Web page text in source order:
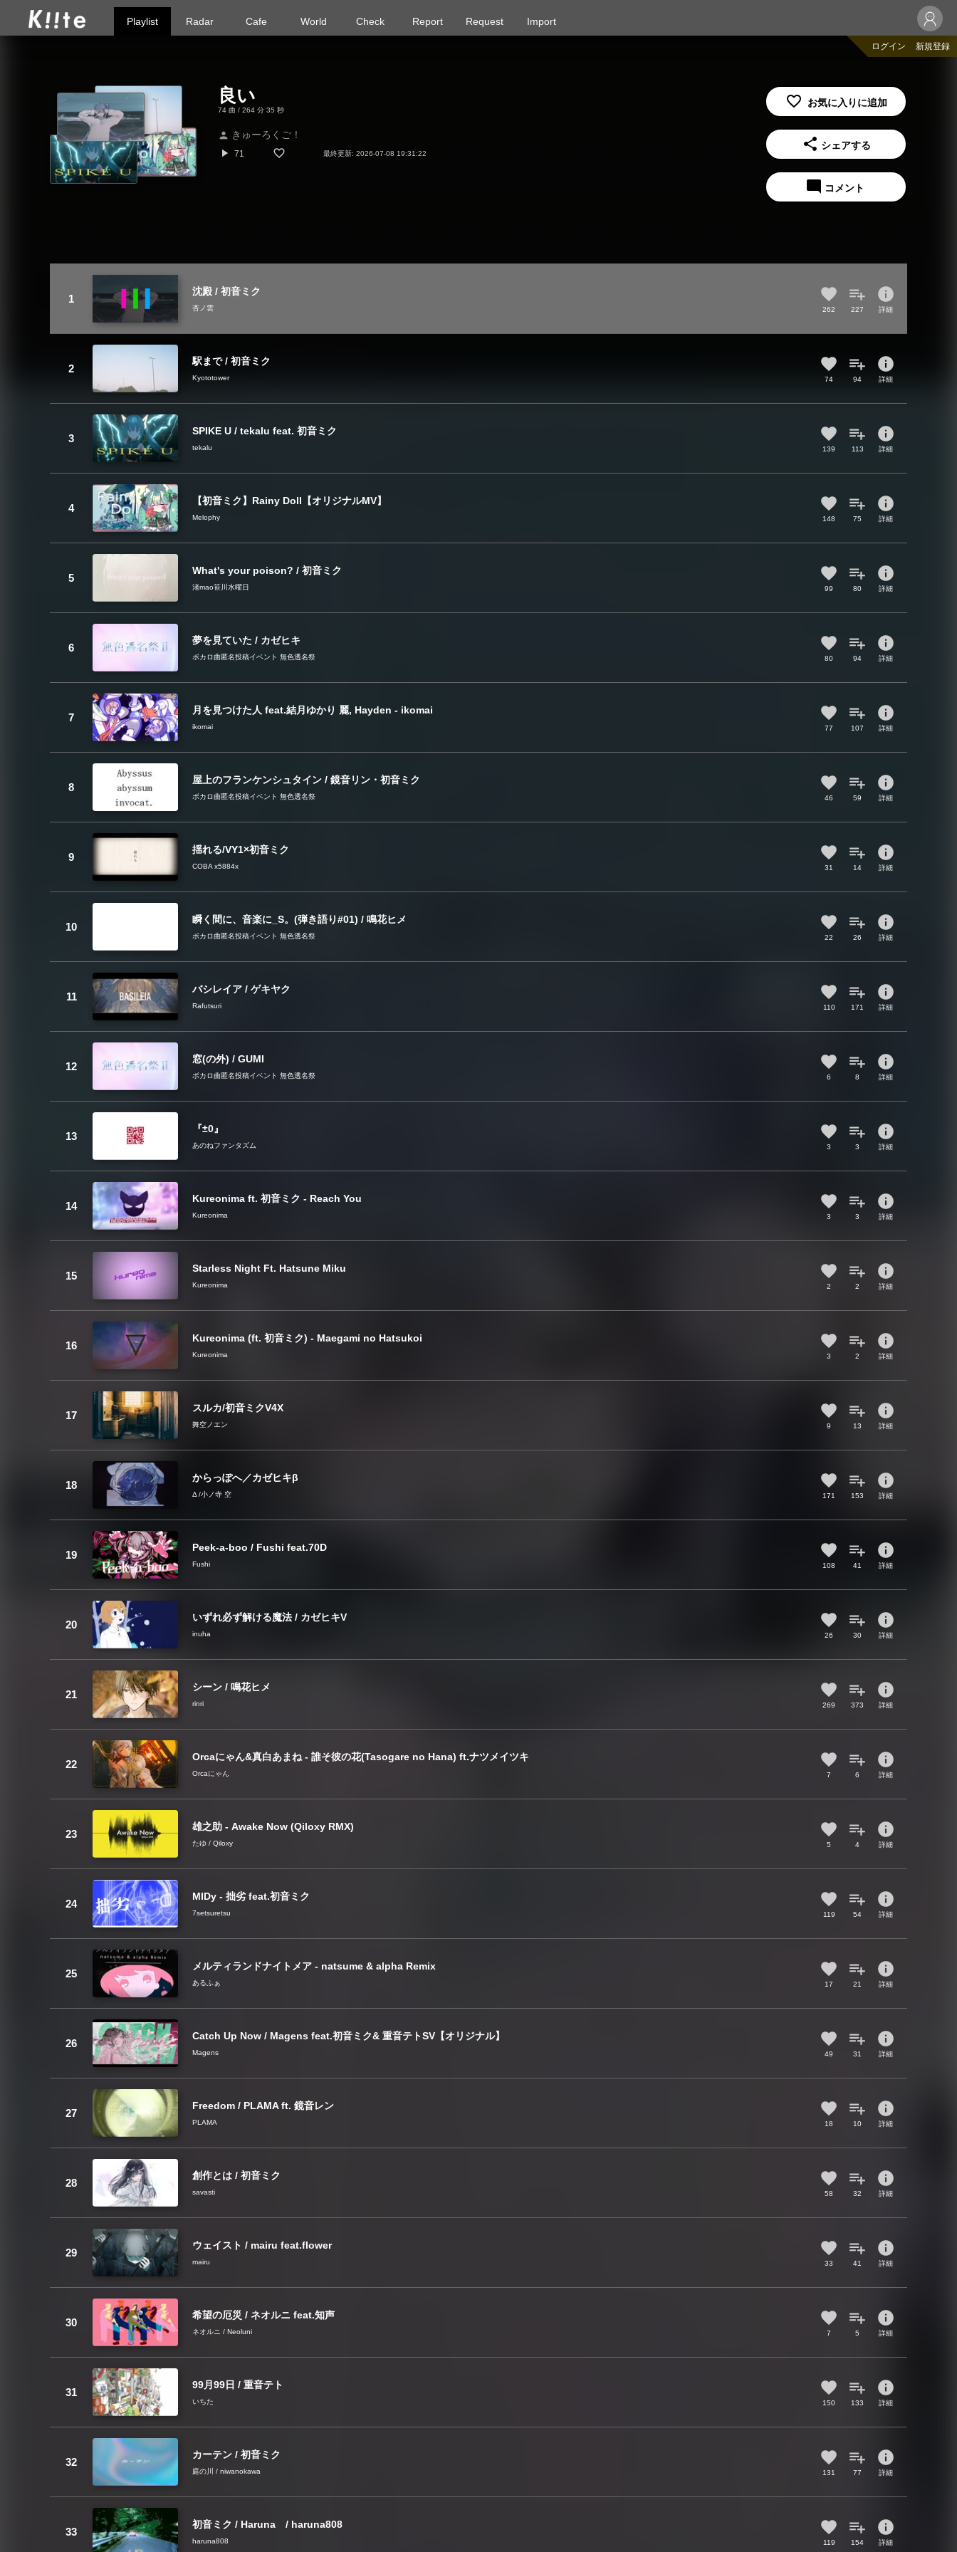
Playlist Radar Cafe World Check Report Request Import
ログイン 新規登録
良い
74 曲 / 264 分 35 秒
person きゅーろくご！
play_arrow 71 最終更新: 2026-07-08 19:31:22
share シェアする
mode_comment コメント
沈殿 / 初音ミク
杏ノ雲 262 227
info
詳細
駅まで / 初音ミク
Kyototower 74 94
info
詳細
SPIKE U / tekalu feat. 初音ミク
tekalu 139 113
info
詳細
【初音ミク】Rainy Doll【オリジナルMV】
Melophy 148 75
info
詳細
What's your poison? / 初音ミク
渚mao笹川水曜日 99 80
info
詳細
夢を見ていた / カゼヒキ
ボカロ曲匿名投稿イベント 無色透名祭 80 94
info
詳細
月を見つけた人 feat.結月ゆかり 麗, Hayden - ikomai
ikomai 77 107
info
詳細
屋上のフランケンシュタイン / 鏡音リン・初音ミク
ボカロ曲匿名投稿イベント 無色透名祭 46 59
info
詳細
揺れる/VY1×初音ミク
COBA x5884x 31 14
info
詳細
瞬く間に、音楽に_S。(弾き語り#01) / 鳴花ヒメ
ボカロ曲匿名投稿イベント 無色透名祭 22 26
info
詳細
バシレイア / ゲキヤク
Rafutsuri 110 171
info
詳細
窓(の外) / GUMI
ボカロ曲匿名投稿イベント 無色透名祭 6 8
info
詳細
『±0』
あのねファンタズム 3 3
info
詳細
Kureonima ft. 初音ミク - Reach You
Kureonima 3 3
info
詳細
Starless Night Ft. Hatsune Miku
Kureonima 2 2
info
詳細
Kureonima (ft. 初音ミク) - Maegami no Hatsukoi
Kureonima 3 2
info
詳細
スルカ/初音ミクV4X
舞空ノエン 9 13
info
詳細
からっぽへ／カゼヒキβ
Δ /小ノ寺 空 171 153
info
詳細
Peek-a-boo / Fushi feat.70D
Fushi 108 41
info
詳細
いずれ必ず解ける魔法 / カゼヒキV
inuha 26 30
info
詳細
シーン / 鳴花ヒメ
rinri 269 373
info
詳細
Orcaにゃん&真白あまね - 誰そ彼の花(Tasogare no Hana) ft.ナツメイツキ
Orcaにゃん 7 6
info
詳細
雄之助 - Awake Now (Qiloxy RMX)
たゆ / Qiloxy 5 4
info
詳細
MIDy - 拙劣 feat.初音ミク
7setsuretsu 119 54
info
詳細
メルティランドナイトメア - natsume & alpha Remix
あるふぁ 17 21
info
詳細
Catch Up Now / Magens feat.初音ミク& 重音テトSV【オリジナル】
Magens 49 31
info
詳細
Freedom / PLAMA ft. 鏡音レン
PLAMA 18 10
info
詳細
創作とは / 初音ミク
savasti 58 32
info
詳細
ウェイスト / mairu feat.flower
mairu 33 41
info
詳細
希望の厄災 / ネオルニ feat.知声
ネオルニ / Neoluni 7 5
info
詳細
99月99日 / 重音テト
いちた 150 133
info
詳細
カーテン / 初音ミク
庭の川 / niwanokawa 131 77
info
詳細
初音ミク / Haruna / haruna808
haruna808 119 154
info
詳細